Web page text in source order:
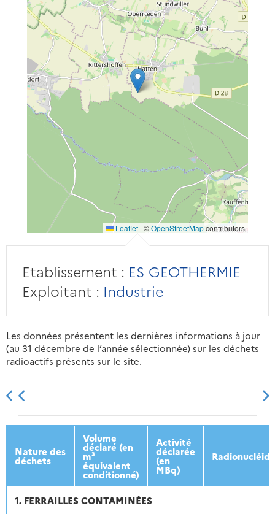
Leaflet | ©OpenStreetMapcontributors
Etablissement : ES GEOTHERMIE
Exploitant : Industrie
Les données présentent les dernières informations à jour
(au 31 décembre de l’année sélectionnée) sur les déchets
radioactifs présents sur le site.
2013 2014 2015 2016
Nature des
déchets
Volume
déclaré (en
m³
équivalent
conditionné)
Activité
déclarée
(en
MBq)
1. FERRAILLES CONTAMINÉES